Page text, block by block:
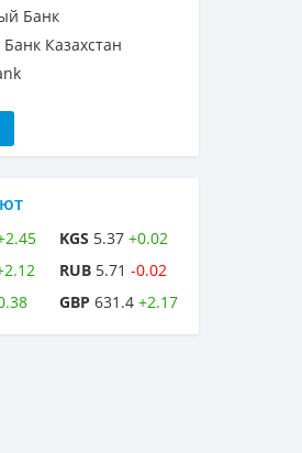
Банк
Казахстан
KGS 5.37 +0.02
RUB 5.71 -0.02
GBP 631.4 +2.17